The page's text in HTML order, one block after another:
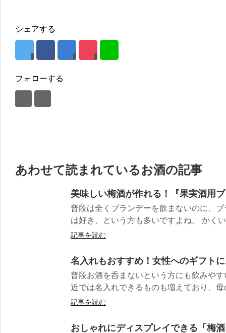
シェアする
フォローする
あわせて読まれているお酒の記事
美味しい梅酒が作れる！『果実酒用
普段は全くブランデーを飲まないのに、
は好き、という方も多いですよね。 かく
記事を読む
名入れもおすすめ！女性へのギフト
普段お酒を呑まないという方にも飲みや
近では名入れできるものも増えており、
記事を読む
おしゃれにディスプレイできる「梅